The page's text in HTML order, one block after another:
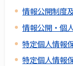
情報公開制度
情報公開・個
特定個人情報
特定個人情報